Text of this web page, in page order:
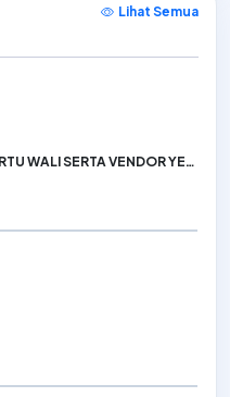
Lihat Semua
RAPAT KOORDINASI MURID DAN ORTU WALI SERTA VENDOR YEARBOOK